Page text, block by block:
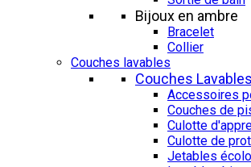
Bijoux en ambre
Bracelet
Collier
Couches lavables
Couches Lavables
Accessoires
Couches de
Culotte
Culotte de
Jetables